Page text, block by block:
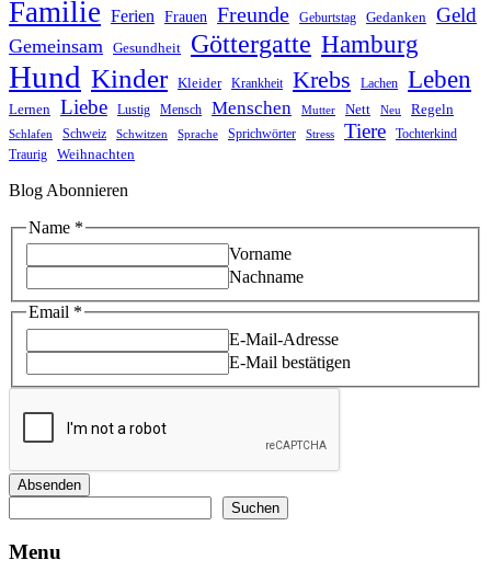
Familie Ferien Frauen Freunde Geburtstag Gedanken Geld
Gemeinsam Gesundheit Göttergatte Hamburg
Hund Kinder Kleider Krankheit Krebs Lachen Leben
Lernen Liebe Lustig Mensch Menschen Mutter Nett Neu Regeln
Schlafen Schweiz Schwitzen Sprache Sprichwörter Stress Tiere Tochterkind
Traurig Weihnachten
Blog Abonnieren
Name *
Vorname
Nachname
Name
Email
Email *
E-Mail-Adresse
E-Mail bestätigen
Absenden
Suchen
Menu